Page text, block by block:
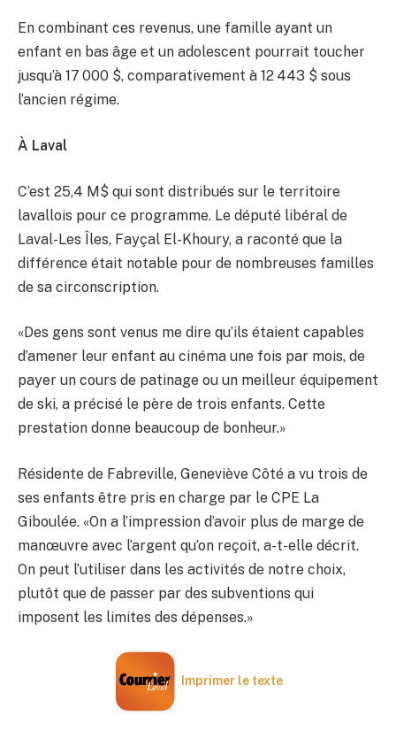
En combinant ces revenus, une famille ayant un
enfant en bas âge et un adolescent pourrait toucher
jusqu’à 17 000 $, comparativement à 12 443 $ sous
l’ancien régime.
À Laval
C’est 25,4 M$ qui sont distribués sur le territoire
lavallois pour ce programme. Le député libéral de
Laval-Les Îles, Fayçal El-Khoury, a raconté que la
différence était notable pour de nombreuses familles
de sa circonscription.
«Des gens sont venus me dire qu’ils étaient capables
d’amener leur enfant au cinéma une fois par mois, de
payer un cours de patinage ou un meilleur équipement
de ski, a précisé le père de trois enfants. Cette
prestation donne beaucoup de bonheur.»
Résidente de Fabreville, Geneviève Côté a vu trois de
ses enfants être pris en charge par le CPE La
Giboulée. «On a l’impression d’avoir plus de marge de
manœuvre avec l’argent qu’on reçoit, a-t-elle décrit.
On peut l’utiliser dans les activités de notre choix,
plutôt que de passer par des subventions qui
imposent les limites des dépenses.»
Imprimer le texte